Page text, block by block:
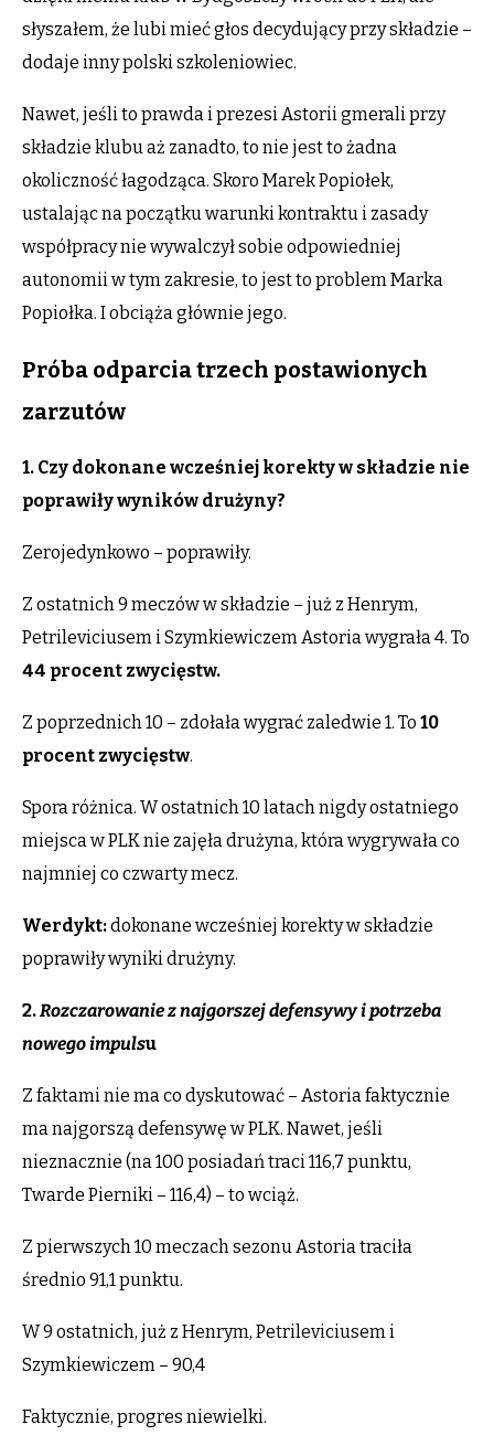
słyszałem, że lubi mieć głos decydujący przy składzie –
dodaje inny polski szkoleniowiec.
Nawet, jeśli to prawda i prezesi Astorii gmerali przy
składzie klubu aż zanadto, to nie jest to żadna
okoliczność łagodząca. Skoro Marek Popiołek,
ustalając na początku warunki kontraktu i zasady
współpracy nie wywalczył sobie odpowiedniej
autonomii w tym zakresie, to jest to problem Marka
Popiołka. I obciąża głównie jego.
Próba odparcia trzech postawionych
zarzutów
1. Czy dokonane wcześniej korekty w składzie nie
poprawiły wyników drużyny?
Zerojedynkowo – poprawiły.
Z ostatnich 9 meczów w składzie – już z Henrym,
Petrileviciusem i Szymkiewiczem Astoria wygrała 4. To
44 procent zwycięstw.
Z poprzednich 10 – zdołała wygrać zaledwie 1. To 10
procent zwycięstw.
Spora różnica. W ostatnich 10 latach nigdy ostatniego
miejsca w PLK nie zajęła drużyna, która wygrywała co
najmniej co czwarty mecz.
Werdykt:dokonane wcześniej korekty w składzie
poprawiły wyniki drużyny.
2.Rozczarowanie z najgorszej defensywy i potrzeba
nowego impulsu
Z faktami nie ma co dyskutować – Astoria faktycznie
ma najgorszą defensywę w PLK. Nawet, jeśli
nieznacznie (na 100 posiadań traci 116,7 punktu,
Twarde Pierniki – 116,4) – to wciąż.
Z pierwszych 10 meczach sezonu Astoria traciła
średnio 91,1 punktu.
W 9 ostatnich, już z Henrym, Petrileviciusem i
Szymkiewiczem – 90,4
Faktycznie, progres niewielki.